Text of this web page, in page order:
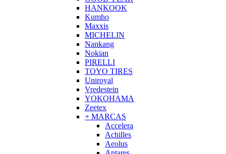
HANKOOK
Kumho
Maxxis
MICHELIN
Nankang
Nokian
PIRELLI
TOYO TIRES
Uniroyal
Vredestein
YOKOHAMA
Zeetex
+ MARCAS
Accelera
Achilles
Aeolus